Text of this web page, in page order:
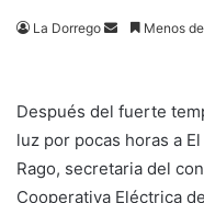
La Dorrego
SendMenos
Después del fuerte
luz por pocas horas a
Rago, secretaria del
Cooperativa Eléctrica